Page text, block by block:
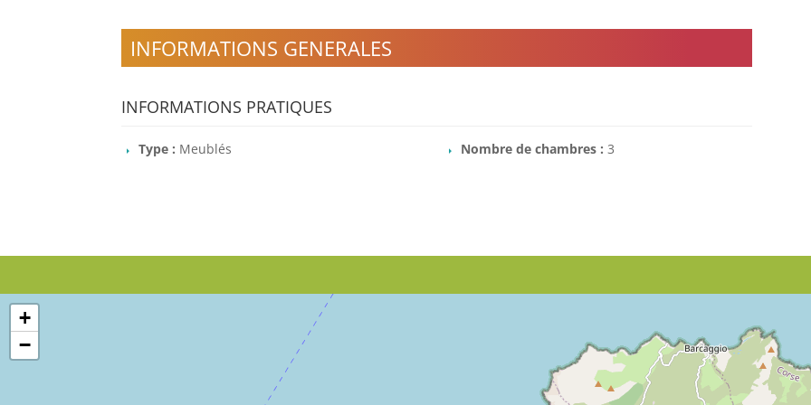
INFORMATIONS GENERALES
INFORMATIONS PRATIQUES
Type : Meublés Nombre de chambres : 3
+
−